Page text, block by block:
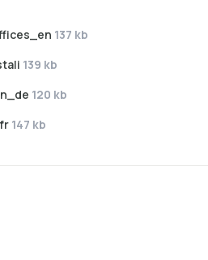
137 kb
139 kb
120 kb
147 kb